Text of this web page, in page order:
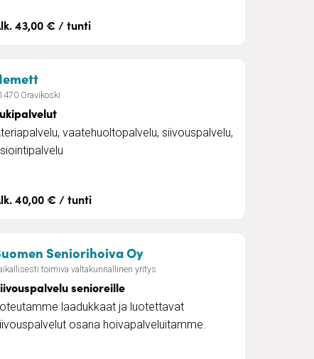
43,00 € / tunti
– Tukipalvelut
Oravikoski
vaatehuoltopalvelu, siivouspalvelu,
40,00 € / tunti
Stiina Tmi
Seniorihoiva Oy– Siivouspalvelu senioreille
toimiva valtakunnallinen yritys
senioreille
laadukkaat ja luotettavat
osana hoivapalveluitamme.